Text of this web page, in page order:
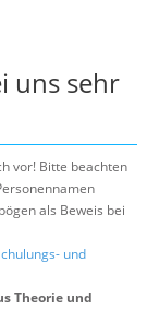
uns sehr
vor! Bitte beachten
als Beweis bei
und
Theorie und